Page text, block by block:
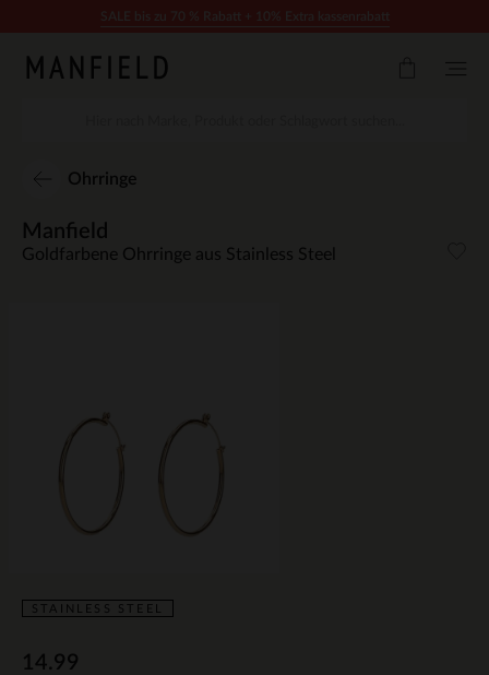
Ohrringe
STAINLESS STEEL
Manfield
Goldfarbene Ohrringe aus Stainless Steel
14.99